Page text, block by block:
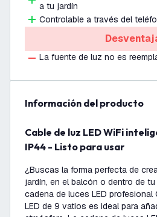
a tu jardín
Controlable a través del
La fuente de luz no es
información del producto
Cable de luz LED WiFi inteligente Calex - RGB -
IP44 - Listo para usar
¿Buscas la forma perfecta de
jardín, en el balcón o dentro de
cadena de luces LED profesional
LED de 9 vatios es ideal para